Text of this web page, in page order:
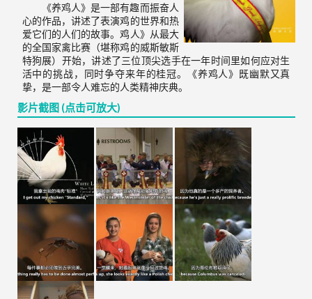
《养鸡人》是一部有趣而振奋人
心的作品，讲述了表演鸡的世界和热
爱它们的人们的故事。鸡人》从最大
的全国家禽比赛（堪称鸡的威斯敏斯
特狗展）开始，讲述了三位顶尖选手在一年时间里如何应对生
活中的挑战，同时争夺来年的桂冠。《养鸡人》既幽默又真
挚，是一部令人难忘的人类精神庆典。
影片截图 (点击可放大)